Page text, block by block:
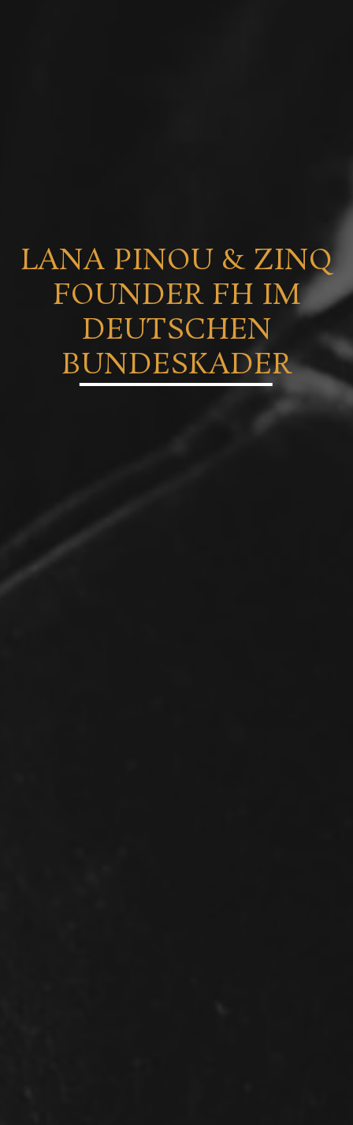
LANA PINOU & ZINQ
FOUNDER FH IM
DEUTSCHEN
BUNDESKADER